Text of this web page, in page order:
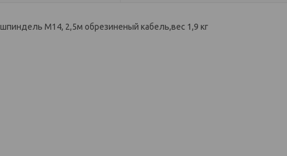
М14, 2,5м обрезиненый кабель,вес 1,9 кг